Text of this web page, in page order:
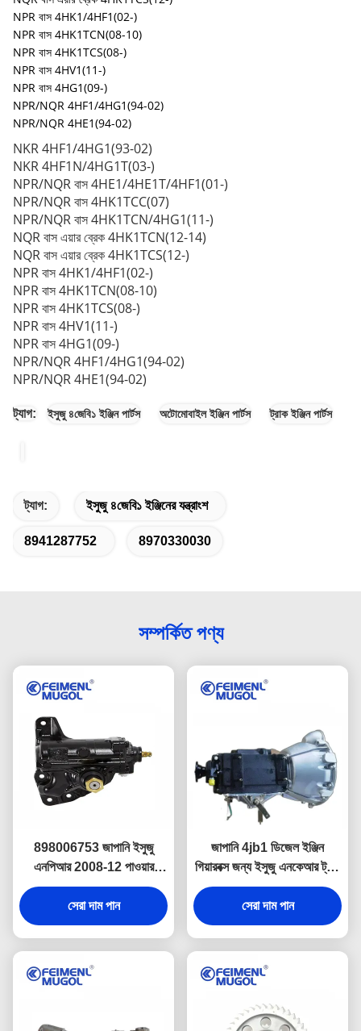
NPR বাস 4HK1/4HF1(02-)
NPR বাস 4HK1TCN(08-10)
NPR বাস 4HK1TCS(08-)
NPR বাস 4HV1(11-)
NPR বাস 4HG1(09-)
NPR/NQR 4HF1/4HG1(94-02)
NPR/NQR 4HE1(94-02)
NKR 4HF1/4HG1(93-02)
NKR 4HF1N/4HG1T(03-)
NPR/NQR বাস 4HE1/4HE1T/4HF1(01-)
NPR/NQR বাস 4HK1TCC(07)
NPR/NQR বাস 4HK1TCN/4HG1(11-)
NQR বাস এয়ার ব্রেক 4HK1TCN(12-14)
NQR বাস এয়ার ব্রেক 4HK1TCS(12-)
NPR বাস 4HK1/4HF1(02-)
NPR বাস 4HK1TCN(08-10)
NPR বাস 4HK1TCS(08-)
NPR বাস 4HV1(11-)
NPR বাস 4HG1(09-)
NPR/NQR 4HF1/4HG1(94-02)
NPR/NQR 4HE1(94-02)
ট্যাগ: ইসুজু ৪জেবি১ ইঞ্জিন পার্টস অটোমোবাইল ইঞ্জিন পার্টস ট্রাক ইঞ্জিন পার্টস
ট্যাগ: ইসুজু ৪জেবি১ ইঞ্জিনের যন্ত্রাংশ
8941287752 8970330030
সম্পর্কিত পণ্য
898006753 জাপানি ইসুজু
এনপিআর 2008-12 পাওয়ার
স্টিয়ারিং গিয়ারবক্স প্রতিস্থাপন
898110220
সেরা দাম পান
জাপানি 4jb1 ডিজেল ইঞ্জিন
গিয়ারবক্স জন্য ইসুজু এনকেআর ট্রাক
পার্টস TFR54 ট্রান্সমিশন ASSY
সেরা দাম পান